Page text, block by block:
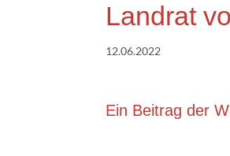
Land­rat
12.06.2022
Ein Bei­trag der